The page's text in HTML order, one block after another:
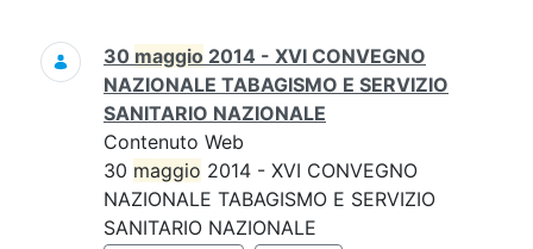
Ricerca
30 maggio 2014 - XVI CONVEGNO
NAZIONALE TABAGISMO E SERVIZIO
SANITARIO NAZIONALE
Contenuto Web
30 maggio 2014 - XVI CONVEGNO
NAZIONALE TABAGISMO E SERVIZIO
SANITARIO NAZIONALE